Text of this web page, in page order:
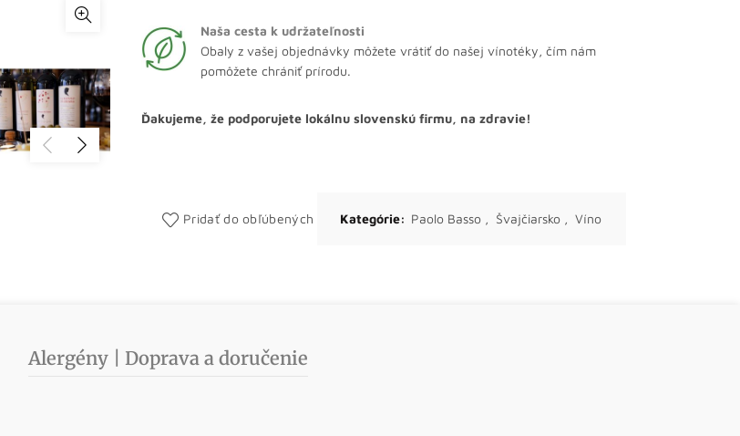
Naša cesta k udržateľnosti
Obaly z vašej objednávky môžete vrátiť do našej vínotéky, čím nám
pomôžete chrániť prírodu.
Ďakujeme, že podporujete lokálnu slovenskú firmu, na zdravie!
Pridať do obľúbených Kategórie: Paolo Basso , Švajčiarsko , Víno
Alergény | Doprava a doručenie